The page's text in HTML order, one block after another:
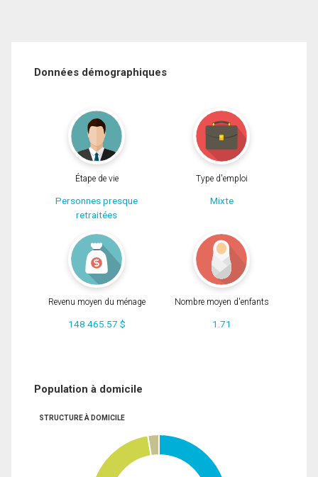
Données démographiques
Étape de vie
Personnes presque
retraitées
Type d'emploi
Mixte
Revenu moyen du ménage
148 465.57 $
Nombre moyen d'enfants
1.71
Population à domicile
STRUCTURE À DOMICILE